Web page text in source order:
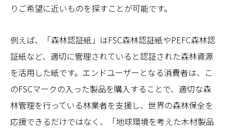
りご希望に近いものを探すことが可能です。
例えば、「森林認証紙」はFSC森林認証紙やPEFC森林認
証紙など、適切に管理されていると認証された森林資源
を活用した紙です。エンドユーザーとなる消費者は、こ
のFSCマークの入った製品を購入することで、適切な森
林管理を行っている林業者を支援し、世界の森林保全を
応援できるだけではなく、「地球環境を考えた木材製品